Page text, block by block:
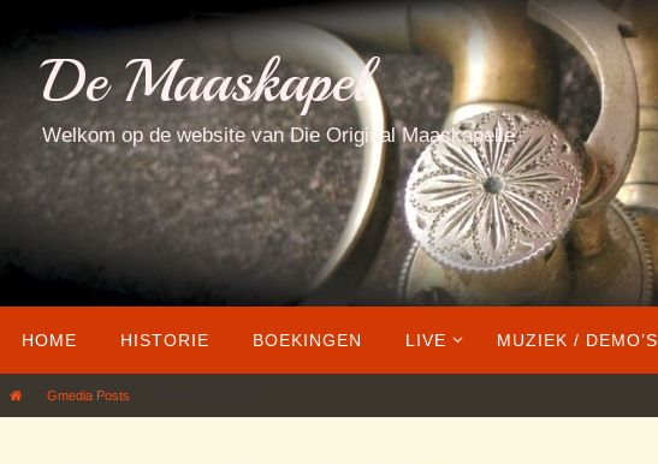
inhoudDe Maaskapel
Welkom op de website van Die Original Maaskapelle
naar
de
HOME HISTORIE BOEKINGEN LIVE MUZIEK / DEMO’S
HomeGmedia Posts